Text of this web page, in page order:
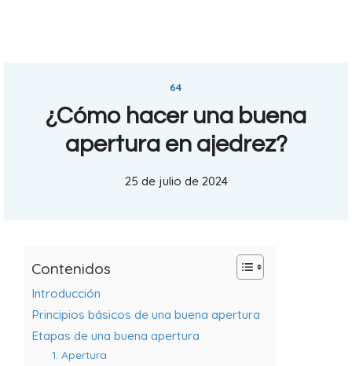
64
¿Cómo hacer una buena
apertura en ajedrez?
25 de julio de 2024
Contenidos
Introducción
Principios básicos de una buena apertura
Etapas de una buena apertura
1. Apertura